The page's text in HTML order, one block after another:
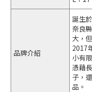
品牌介紹
誕生
奈良
大，
2017
小有
憑藉
子，
品。